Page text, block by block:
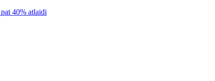
40% atlaidi